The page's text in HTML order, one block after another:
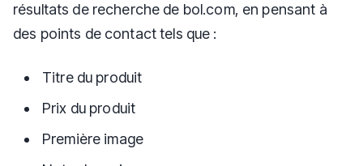
résultats de recherche de bol.com, en pensant à
des points de contact tels que :
Titre du produit
Prix du produit
Première image